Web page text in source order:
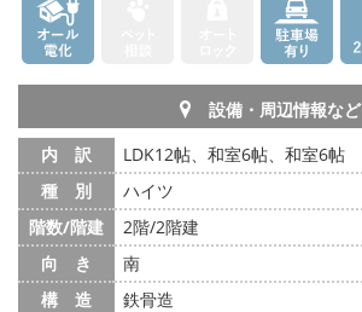
設備・周辺情報など
内 訳
LDK12帖、和室6帖、和室6帖
種 別
ハイツ
階数/階建
2階/2階建
向 き
南
構 造
鉄骨造